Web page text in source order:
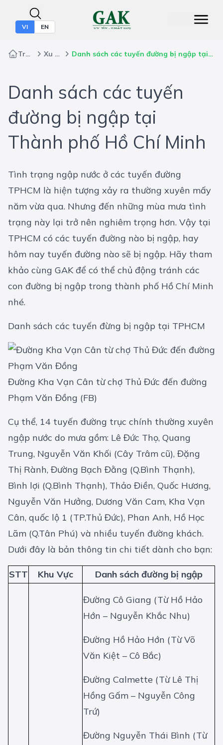
VI EN
Trang chủ Xu Hướng Danh sách các tuyến đường bị ngập tại Thành phố Hồ Chí Minh
Danh sách các tuyến
đường bị ngập tại
Thành phố Hồ Chí Minh
Tình trạng ngập nước ở các tuyến đường
TPHCM là hiện tượng xảy ra thường xuyên mấy
năm vừa qua. Nhưng đến những mùa mưa tình
trạng này lại trở nên nghiêm trọng hơn. Vậy tại
TPHCM có các tuyến đường nào bị ngập, hay
hôm nay tuyến đường nào sẽ bị ngập. Hãy tham
khảo cùng GAK để có thể chủ động tránh các
con đường bị ngập trong thành phố Hồ Chí Minh
nhé.
Danh sách các tuyến đừng bị ngập tại TPHCM
Đường Kha Vạn Cân từ chợ Thủ Đức đến đường
Phạm Văn Đồng (FB)
Cụ thể, 14 tuyến đường trục chính thường xuyên
ngập nước do mưa gồm: Lê Đức Thọ, Quang
Trung, Nguyễn Văn Khối (Cây Trâm cũ), Đặng
Thị Rành, Đường Bạch Đằng (Q.Bình Thạnh),
Bình lợi (Q.Bình Thạnh), Thảo Điền, Quốc Hương,
Nguyễn Văn Hưởng, Dương Văn Cam, Kha Vạn
Cân, quốc lộ 1 (TP.Thủ Đức), Phan Anh, Hồ Học
Lãm (Q.Tân Phú) và nhiều tuyến đường khách.
Dưới đây là bản thông tin chi tiết dành cho bạn:
STT Khu Vực Danh sách đường bị ngập
Đường Cô Giang (Từ Hồ Hảo
Hớn – Nguyễn Khắc Nhu)
Đường Hồ Hảo Hớn (Từ Võ
Văn Kiệt – Cô Bắc)
Đường Calmette (Từ Lê Thị
Hồng Gấm – Nguyễn Công
Trứ)
Đường Nguyễn Thái Bình (Từ